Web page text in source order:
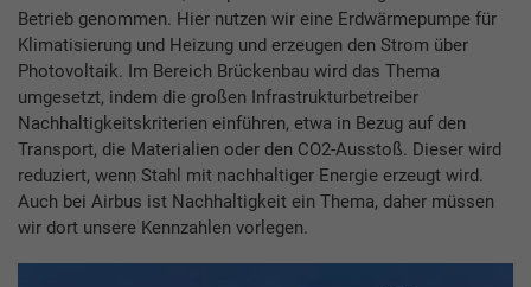
Betrieb genommen. Hier nutzen wir eine Erdwärmepumpe für
Klimatisierung und Heizung und erzeugen den Strom über
Photovoltaik. Im Bereich Brückenbau wird das Thema
umgesetzt, indem die großen Infrastrukturbetreiber
Nachhaltigkeitskriterien einführen, etwa in Bezug auf den
Transport, die Materialien oder den CO2-Ausstoß. Dieser wird
reduziert, wenn Stahl mit nachhaltiger Energie erzeugt wird.
Auch bei Airbus ist Nachhaltigkeit ein Thema, daher müssen
wir dort unsere Kennzahlen vorlegen.